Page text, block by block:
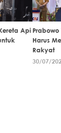
Api
Harus
Rakyat
30/07/